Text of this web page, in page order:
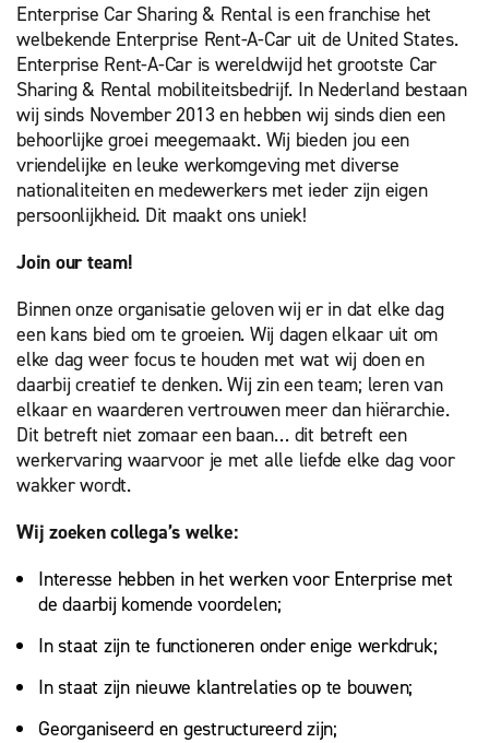
Enterprise Car Sharing & Rental is een franchise het
welbekende Enterprise Rent-A-Car uit de United States.
Enterprise Rent-A-Car is wereldwijd het grootste Car
Sharing & Rental mobiliteitsbedrijf. In Nederland bestaan
wij sinds November 2013 en hebben wij sinds dien een
behoorlijke groei meegemaakt. Wij bieden jou een
vriendelijke en leuke werkomgeving met diverse
nationaliteiten en medewerkers met ieder zijn eigen
persoonlijkheid. Dit maakt ons uniek!
Join our team!
Binnen onze organisatie geloven wij er in dat elke dag
een kans bied om te groeien. Wij dagen elkaar uit om
elke dag weer focus te houden met wat wij doen en
daarbij creatief te denken. Wij zin een team; leren van
elkaar en waarderen vertrouwen meer dan hiërarchie.
Dit betreft niet zomaar een baan… dit betreft een
werkervaring waarvoor je met alle liefde elke dag voor
wakker wordt.
Wij zoeken collega’s welke:
Interesse hebben in het werken voor Enterprise met
de daarbij komende voordelen;
In staat zijn te functioneren onder enige werkdruk;
In staat zijn nieuwe klantrelaties op te bouwen;
Georganiseerd en gestructureerd zijn;